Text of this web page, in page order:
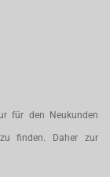
für den Neukunden
finden. Daher zur